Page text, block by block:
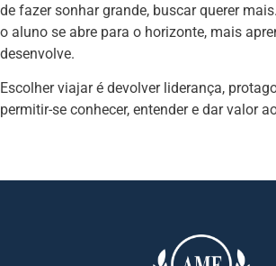
de fazer sonhar grande, buscar querer
o aluno se abre para o horizonte, mais
desenvolve.
Escolher viajar é devolver liderança,
permitir-se conhecer, entender e dar valor